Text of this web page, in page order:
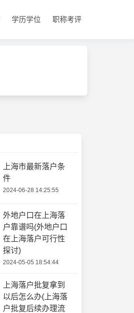
学历学位 职称考评
上海市最新落户条
件
2024-06-28 14:25:55
外地户口在上海落
户靠谱吗(外地户口
在上海落户可行性
探讨)
2024-05-05 18:54:44
上海落户批复拿到
以后怎么办(上海落
户批复后续办理流